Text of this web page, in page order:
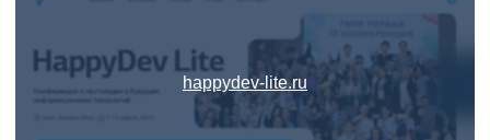
happydev-lite.ru